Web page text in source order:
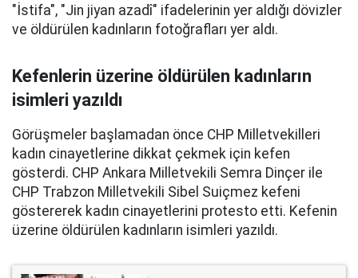
"İstifa", "Jin jiyan azadî" ifadelerinin yer aldığı dövizler
ve öldürülen kadınların fotoğrafları yer aldı.
Kefenlerin üzerine öldürülen kadınların
isimleri yazıldı
Görüşmeler başlamadan önce CHP Milletvekilleri
kadın cinayetlerine dikkat çekmek için kefen
gösterdi. CHP Ankara Milletvekili Semra Dinçer ile
CHP Trabzon Milletvekili Sibel Suiçmez kefeni
göstererek kadın cinayetlerini protesto etti. Kefenin
üzerine öldürülen kadınların isimleri yazıldı.